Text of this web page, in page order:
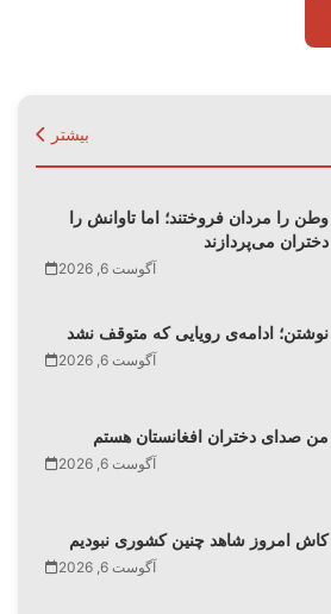
بیشتر
وطن را مردان فروختند؛ اما تاوانش را
دختران می‌پردازند
آگوست 6, 2026
نوشتن؛ ادامه‌ی رویایی که متوقف نشد
آگوست 6, 2026
من صدای دختران افغانستان هستم
آگوست 6, 2026
کاش امروز شاهد چنین کشوری نبودیم
آگوست 6, 2026